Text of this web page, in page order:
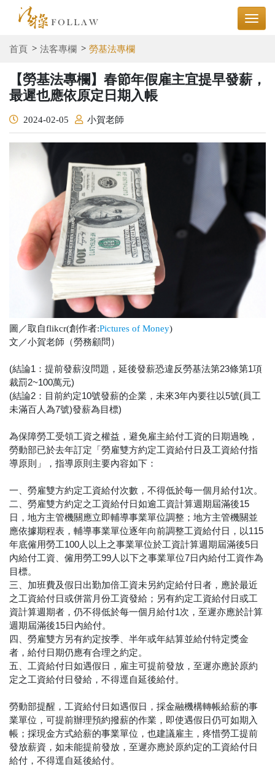
首頁 法客專欄 勞基法專欄
【勞基法專欄】春節年假雇主宜提早發薪，
最遲也應依原定日期入帳
2024-02-05 小賀老師
圖／取自flikcr(創作者:Pictures of Money)
文／小賀老師（勞務顧問）
(結論1：提前發薪沒問題，延後發薪恐違反勞基法第23條第1項
裁罰2~100萬元)
(結論2：目前約定10號發薪的企業，未來3年內要往以5號(員工
未滿百人為7號)發薪為目標)
為保障勞工受領工資之權益，避免雇主給付工資的日期過晚，
勞動部已於去年訂定「勞雇雙方約定工資給付日及工資給付指
導原則」，指導原則主要內容如下：
一、勞雇雙方約定工資給付次數，不得低於每一個月給付1次。
二、勞雇雙方約定之工資給付日如逾工資計算週期屆滿後15
日，地方主管機關應立即輔導事業單位調整；地方主管機關並
應依據期程表，輔導事業單位逐年向前調整工資給付日，以115
年底僱用勞工100人以上之事業單位於工資計算週期屆滿後5日
內給付工資、僱用勞工99人以下之事業單位7日內給付工資作為
目標。
三、加班費及假日出勤加倍工資未另約定給付日者，應於最近
之工資給付日或併當月份工資發給；另有約定工資給付日或工
資計算週期者，仍不得低於每一個月給付1次，至遲亦應於計算
週期屆滿後15日內給付。
四、勞雇雙方另有約定按季、半年或年結算並給付特定獎金
者，給付日期仍應有合理之約定。
五、工資給付日如遇假日，雇主可提前發放，至遲亦應於原約
定之工資給付日發給，不得逕自延後給付。
勞動部提醒，工資給付日如遇假日，採金融機構轉帳給薪的事
業單位，可提前辦理預約撥薪的作業，即使遇假日仍可如期入
帳；採現金方式給薪的事業單位，也建議雇主，疼惜勞工提前
發放薪資，如未能提前發放，至遲亦應於原約定的工資給付日
給付，不得逕自延後給付。